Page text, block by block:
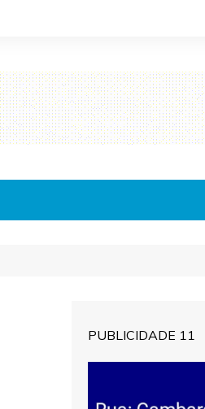
PUBLICIDADE 11